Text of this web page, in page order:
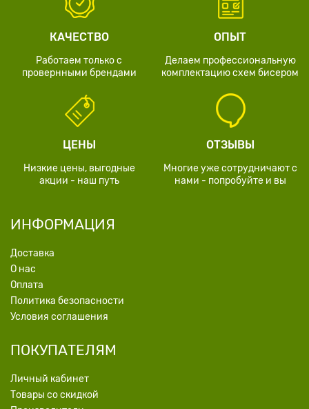
КАЧЕСТВО
Работаем только с
провернными брендами
ОПЫТ
Делаем профессиональную
комплектацию схем бисером
ЦЕНЫ
Низкие цены, выгодные
акции - наш путь
ОТЗЫВЫ
Многие уже сотрудничают с
нами - попробуйте и вы
ИНФОРМАЦИЯ
Доставка
О нас
Оплата
Политика безопасности
Условия соглашения
ПОКУПАТЕЛЯМ
Личный кабинет
Товары со скидкой